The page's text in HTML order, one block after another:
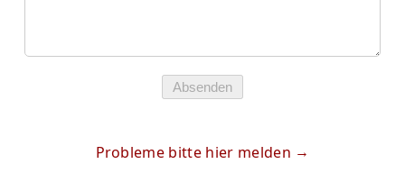
Absenden
Probleme bitte hier melden